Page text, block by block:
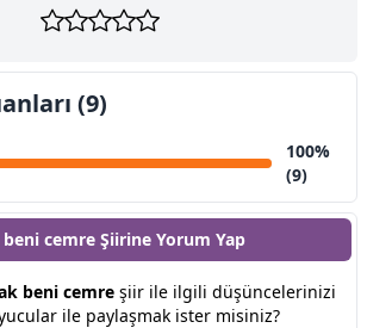
(9)
100%
(9)
beni cemre Şiirine Yorum Yap
beni cemreşiir ile ilgili düşüncelerinizi
ile paylaşmak ister misiniz?